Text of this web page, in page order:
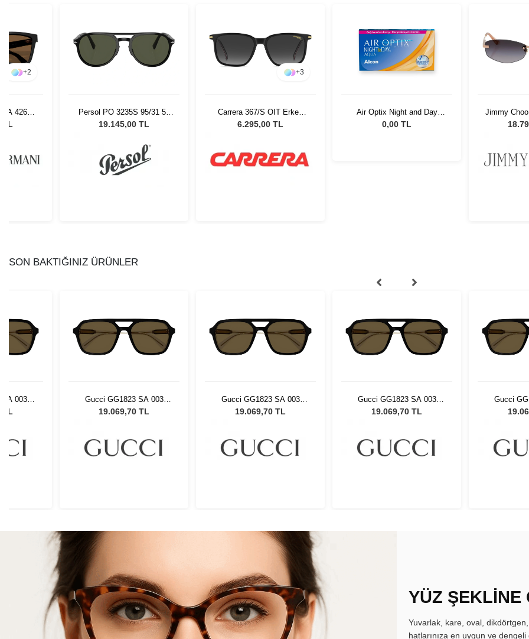
+2
4261
TL
Persol PO 3235S 95/31 55
Unisex Güneş Gözlüğü
19.145,00 TL
+3
Carrera 367/S OIT Erkek
Güneş Gözlüğü
6.295,00 TL
Air Optix Night and Day
Aqua
0,00 TL
Jimmy
- 57
SON BAKTIĞINIZ ÜRÜNLER
003
TL
Gucci GG1823 SA 003
Kadın Güneş Gözlüğü
19.069,70 TL
Gucci GG1823 SA 003
Kadın Güneş Gözlüğü
19.069,70 TL
Gucci GG1823 SA 003
Kadın Güneş Gözlüğü
19.069,70 TL
Gucci
Kadın
YÜZ ŞEKLİNE
Yuvarlak, kare, oval,
hatlarınıza en uygun ve